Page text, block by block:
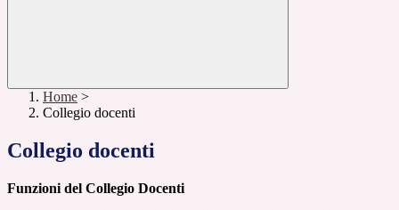
Home >
Collegio docenti
Collegio docenti
Funzioni del Collegio Docenti